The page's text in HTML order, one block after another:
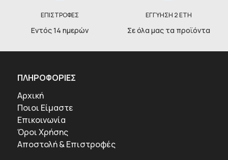
ΕΠΙΣΤΡΟΦΕΣ
Εντός 14 ημερών
ΕΓΓΥΗΣΗ 2 ΕΤΗ
Σε όλα μας τα προϊόντα
ΠΛΗΡΟΦΟΡΙΕΣ
Αρχική
Ποιοι Είμαστε
Επικοινωνία
Όροι Χρήσης
Αποστολή & Επιστροφές